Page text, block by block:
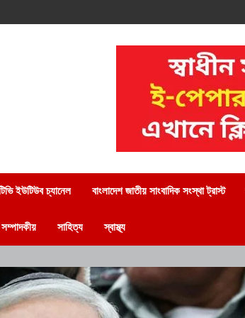
ইউটিউব চ্যানেল বাংলাদেশ জাতীয় সাংবাদিক সংস্থা ট্রাস্ট
সম্পাদকীয় সাহিত্য স্বাস্থ্য